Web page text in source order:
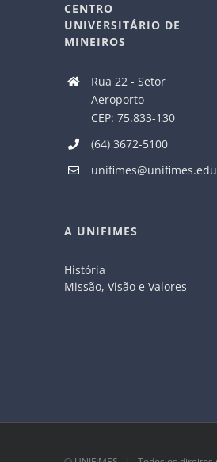
CENTRO
UNIVERSITÁRIO DE
MINEIROS
Rua 22 - Setor
Aeroporto
CEP: 75.833-130
(64) 3672-5100
A UNIFIMES
História
Missão, Visão e Valores